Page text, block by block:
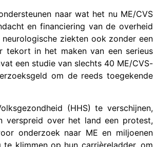
naar wat het nu ME/CVS
en financiering van de overheid
ziekten ook zonder een
tekort in het maken van een serieus
een studie van slechts 40 ME/CVS-
om de reeds toegekende
(HHS) te verschijnen,
verspreid over het land een protest,
onderzoek naar ME en miljoenen
klimmen op hun carrièreladder, om